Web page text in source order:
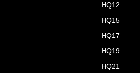
HQ12
HQ15
HQ17
HQ19
HQ21